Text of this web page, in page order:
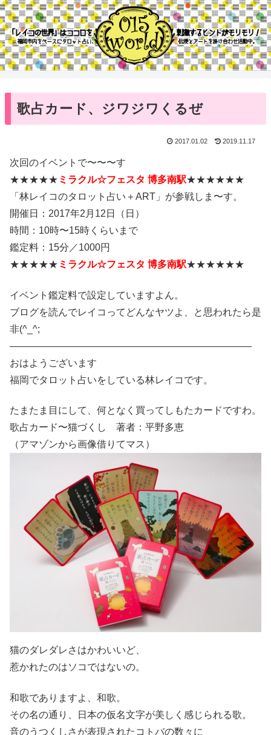
歌占カード、ジワジワくるぜ
2017.01.02 2019.11.17
次回のイベントで〜〜〜す
★★★★★ ミラクル☆フェスタ 博多南駅★★★★★★
「林レイコのタロット占い＋ART」が参戦しま〜す。
開催日：2017年2月12日（日）
時間：10時〜15時くらいまで
鑑定料：15分／1000円
★★★★★ ミラクル☆フェスタ 博多南駅★★★★★★
イベント鑑定料で設定していますよん。
ブログを読んでレイコってどんなヤツよ、と思われたら是
非(^_^;
―――――――――――――――――――――――――
おはようございます
福岡でタロット占いをしている林レイコです。
たまたま目にして、何となく買ってしもたカードですわ。
歌占カード〜猫づくし 著者：平野多恵
（アマゾンから画像借りてマス）
猫のダレダレさはかわいいど、
惹かれたのはソコではないの。
和歌でありますよ、和歌。
その名の通り、日本の仮名文字が美しく感じられる歌。
音のうつくしさが表現されたコトバの数々に